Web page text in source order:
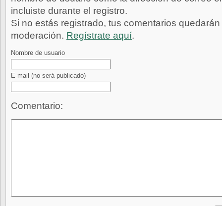
incluiste durante el registro.
Si no estás registrado, tus comentarios
moderación. Regístrate aquí.
Nombre de usuario
E-mail (no será publicado)
Comentario: